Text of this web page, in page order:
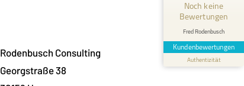
Rodenbusch Consulting
Georgstraße 38
Noch keine
Bewertungen
Fred Rodenbusch
Kundenbewertungen
Authentizität
Erfahren Sie mehr über dieses Bewertungssiegel
1.1.1970
Profil ansehen